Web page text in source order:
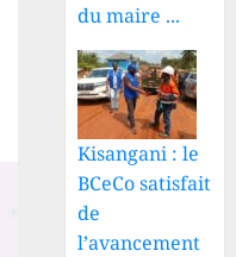
du maire ...
Kisangani : le
BCeCo satisfait
de
l’avancement